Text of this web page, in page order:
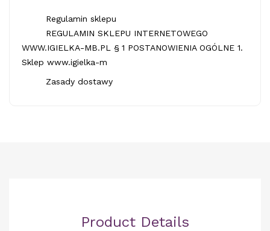
Regulamin sklepu
REGULAMIN SKLEPU INTERNETOWEGO
WWW.IGIELKA-MB.PL § 1 POSTANOWIENIA OGÓLNE 1.
Sklep www.igielka-m
Zasady dostawy
Product Details